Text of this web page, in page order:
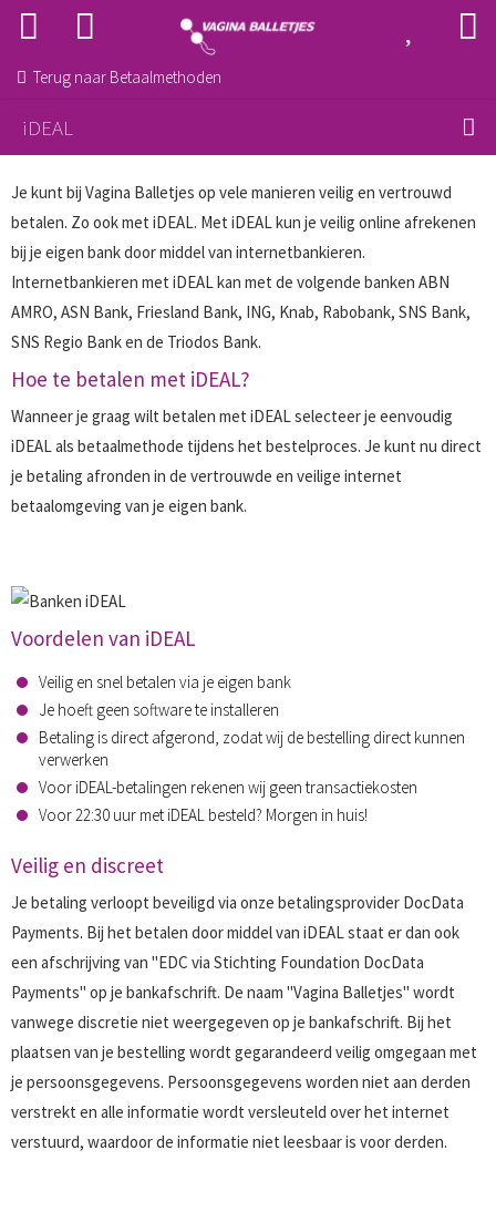
Terug naar Betaalmethoden
iDEAL
Je kunt bij Vagina Balletjes op vele manieren veilig en vertrouwd
betalen. Zo ook met iDEAL. Met iDEAL kun je veilig online afrekenen
bij je eigen bank door middel van internetbankieren.
Internetbankieren met iDEAL kan met de volgende banken ABN
AMRO, ASN Bank, Friesland Bank, ING, Knab, Rabobank, SNS Bank,
SNS Regio Bank en de Triodos Bank.
Hoe te betalen met iDEAL?
Wanneer je graag wilt betalen met iDEAL selecteer je eenvoudig
iDEAL als betaalmethode tijdens het bestelproces. Je kunt nu direct
je betaling afronden in de vertrouwde en veilige internet
betaalomgeving van je eigen bank.
Voordelen van iDEAL
Veilig en snel betalen via je eigen bank
Je hoeft geen software te installeren
Betaling is direct afgerond, zodat wij de bestelling direct kunnen
verwerken
Voor iDEAL-betalingen rekenen wij geen transactiekosten
Voor 22:30 uur met iDEAL besteld? Morgen in huis!
Veilig en discreet
Je betaling verloopt beveiligd via onze betalingsprovider DocData
Payments. Bij het betalen door middel van iDEAL staat er dan ook
een afschrijving van "EDC via Stichting Foundation DocData
Payments" op je bankafschrift. De naam "Vagina Balletjes" wordt
vanwege discretie niet weergegeven op je bankafschrift. Bij het
plaatsen van je bestelling wordt gegarandeerd veilig omgegaan met
je persoonsgegevens. Persoonsgegevens worden niet aan derden
verstrekt en alle informatie wordt versleuteld over het internet
verstuurd, waardoor de informatie niet leesbaar is voor derden.